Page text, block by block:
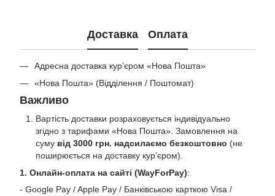
Доставка Оплата
Адресна доставка кур’єром «Нова Пошта»
«Нова Пошта» (Відділення / Поштомат)
Важливо
Вартість доставки розраховується індивідуально
згідно з тарифами «Нова Пошта». Замовлення на
суму від 3000 грн. надсилаємо безкоштовно (не
поширюється на доставку курʼєром).
1. Онлайн-оплата на сайті (WayForPay):
- Google Pay / Apple Pay / Банківською карткою Visa /